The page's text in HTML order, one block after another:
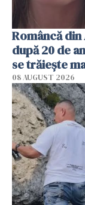
Româncă
după 20 de
se trăiește
08 AUGUST 2026